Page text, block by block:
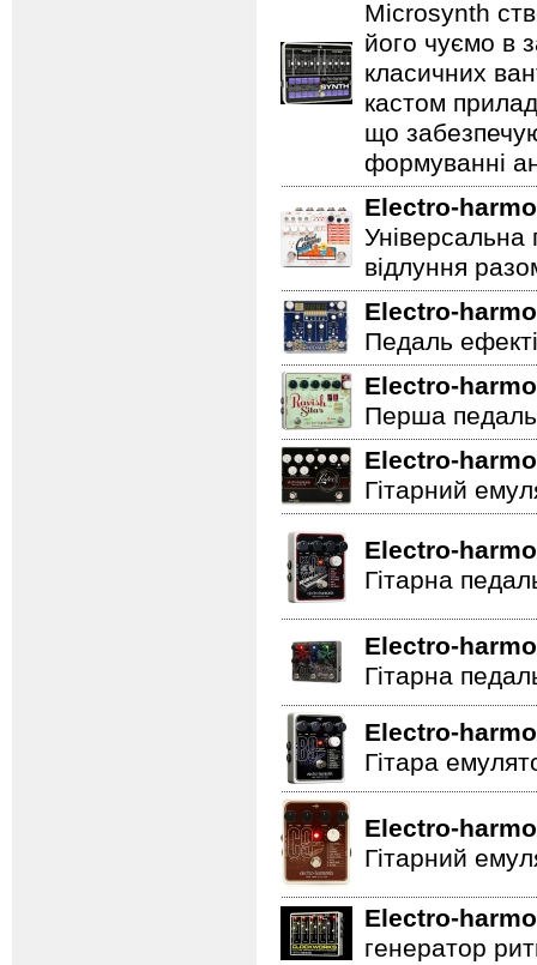
Microsynth
його чуємо в
класичних
кастом
що
формуванні
Electro-
Універсальна
відлуння
Electro-
Педаль
Electro-
Перша
Electro-
Гітарний
Electro-
Гітарна
Electro-
Гітарна
Electro-
Гітара
Electro-
Гітарний
Electro-
генератор